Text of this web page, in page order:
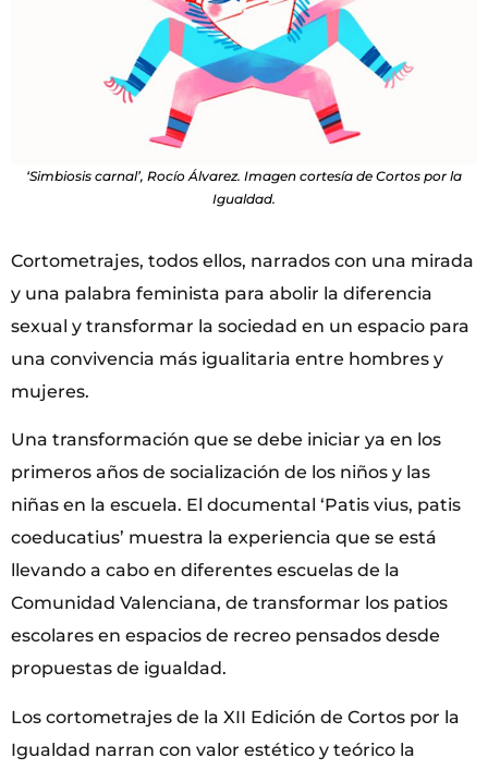
‘Simbiosis carnal’, Rocío Álvarez. Imagen cortesía de Cortos por la
Igualdad.
Cortometrajes, todos ellos, narrados con una mirada
y una palabra feminista para abolir la diferencia
sexual y transformar la sociedad en un espacio para
una convivencia más igualitaria entre hombres y
mujeres.
Una transformación que se debe iniciar ya en los
primeros años de socialización de los niños y las
niñas en la escuela. El documental ‘Patis vius, patis
coeducatius’ muestra la experiencia que se está
llevando a cabo en diferentes escuelas de la
Comunidad Valenciana, de transformar los patios
escolares en espacios de recreo pensados desde
propuestas de igualdad.
Los cortometrajes de la XII Edición de Cortos por la
Igualdad narran con valor estético y teórico la